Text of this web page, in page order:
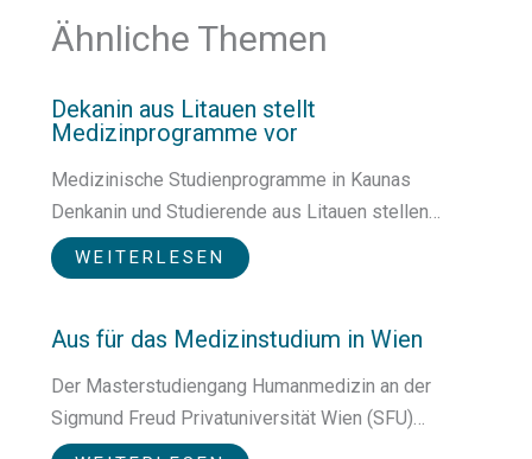
Ähnliche Themen
Dekanin aus Litauen stellt
Medizinprogramme vor
Medizinische Studienprogramme in Kaunas
Denkanin und Studierende aus Litauen stellen…
WEITERLESEN
Aus für das Medizinstudium in Wien
Der Masterstudiengang Humanmedizin an der
Sigmund Freud Privatuniversität Wien (SFU)…